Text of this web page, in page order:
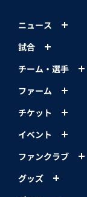
ニュース
試合
チーム・選手
ファーム
チケット
イベント
ファンクラブ
グッズ